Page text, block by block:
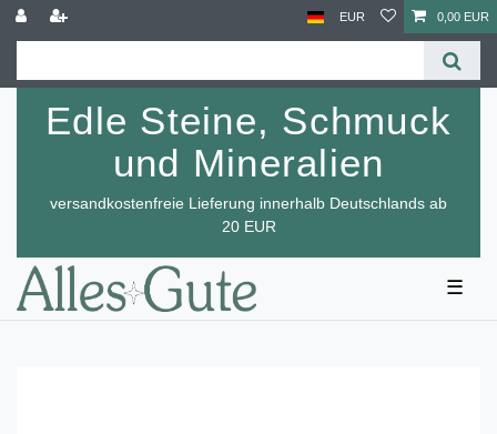
EUR 0,00 EUR
Edle Steine, Schmuck
und Mineralien
versandkostenfreie Lieferung innerhalb Deutschlands ab
20 EUR
☰